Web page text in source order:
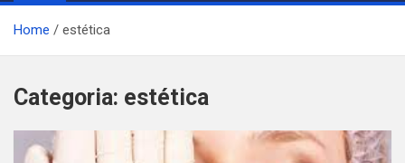
Home estética
Categoria: estética